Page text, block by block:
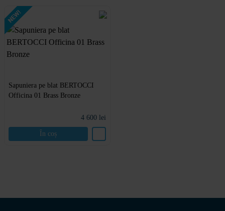
Sapuniera pe blat BERTOCCI
Officina 01 Brass Bronze
4 600 lei
În coș